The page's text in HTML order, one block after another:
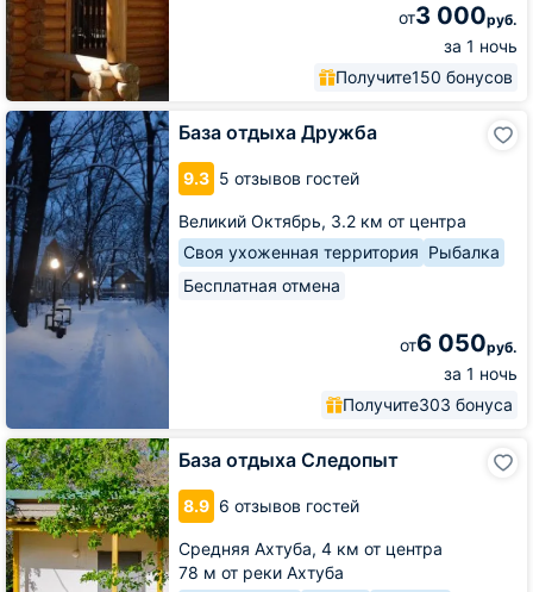
от3 000руб.
за 1 ночь
Получите150 бонусов
База отдыха Дружба
9.3 5 отзывов гостей
Великий Октябрь, 3.2 км от центра
Своя ухоженная территория Рыбалка
Бесплатная отмена
от6 050руб.
за 1 ночь
Получите303 бонуса
База
отдыха
Дружба
База отдыха Следопыт
8.9 6 отзывов гостей
Средняя Ахтуба, 4 км от центра
78 м от реки Ахтуба
База
отдыха
Следопыт